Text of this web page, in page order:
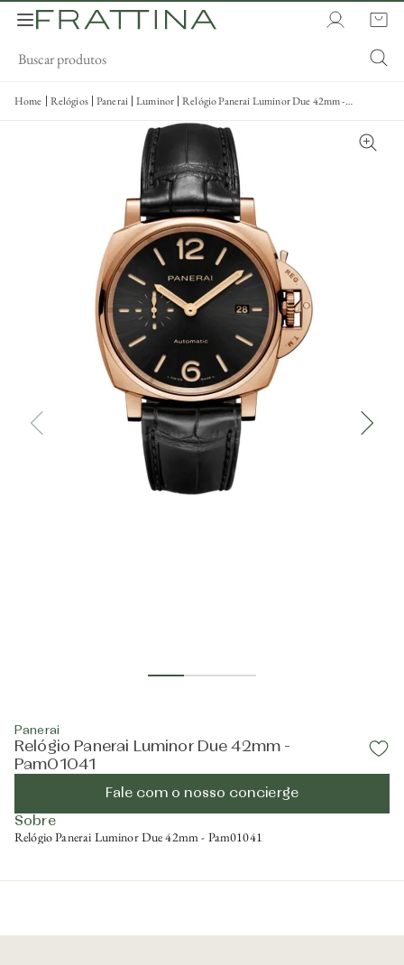
Home Relógios Panerai Luminor Relógio Panerai Luminor Due 42mm -
Pam01041
Panerai
Relógio Panerai Luminor Due 42mm -
Pam01041
Fale com o nosso concierge
Sobre
Relógio Panerai Luminor Due 42mm - Pam01041